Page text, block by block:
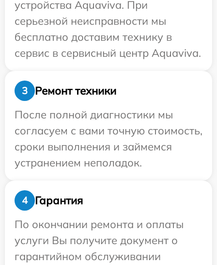
устройства Aquaviva. При
серьезной неисправности мы
бесплатно доставим технику в
сервис в сервисный центр Aquaviva.
3
Ремонт техники
После полной диагностики мы
согласуем с вами точную стоимость,
сроки выполнения и займемся
устранением неполадок.
4
Гарантия
По окончании ремонта и оплаты
услуги Вы получите документ о
гарантийном обслуживании